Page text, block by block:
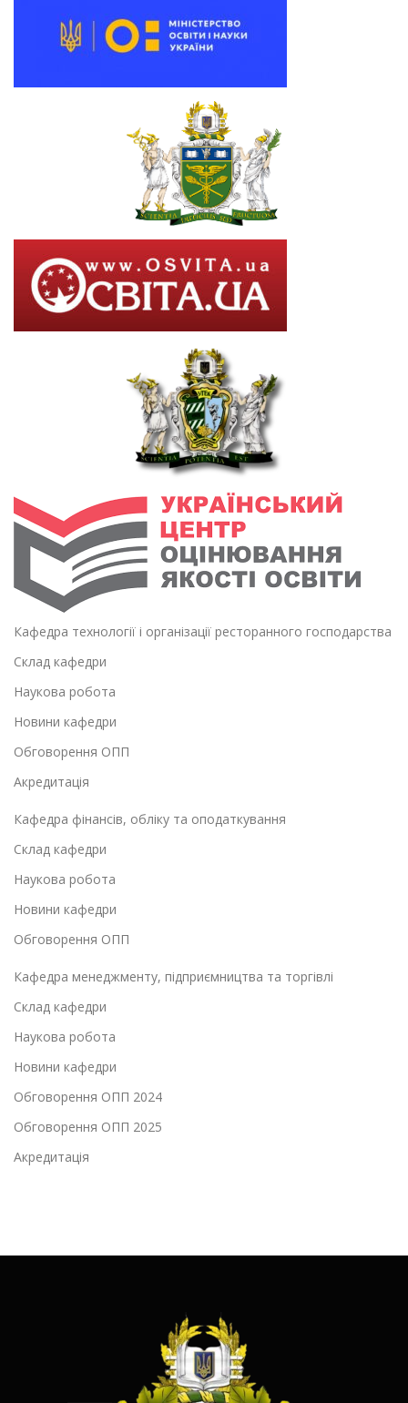
Кафедра технології і організації ресторанного господарства
Склад кафедри
Наукова робота
Новини кафедри
Обговорення ОПП
Акредитація
Кафедра фінансів, обліку та оподаткування
Склад кафедри
Наукова робота
Новини кафедри
Обговорення ОПП
Кафедра менеджменту, підприємництва та торгівлі
Склад кафедри
Наукова робота
Новини кафедри
Обговорення ОПП 2024
Обговорення ОПП 2025
Акредитація